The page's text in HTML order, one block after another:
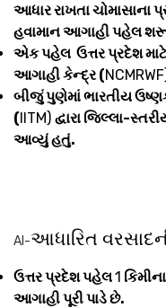
આધાર રાખતા ચોમાસાના
હવામાન આગાહી પહેલ શરૂ
એક પહેલ ઉત્તર પ્રદેશ માટે
આગાહી કેન્દ્ર (
બીજું પુણેમાં ભારતીય
(IITM) દ્વારા જિલ્લા-
આવ્યું હતું.
AI-આધારિત
ઉત્તર પ્રદેશ પહેલ1
આગાહી પૂરી પાડે છે.